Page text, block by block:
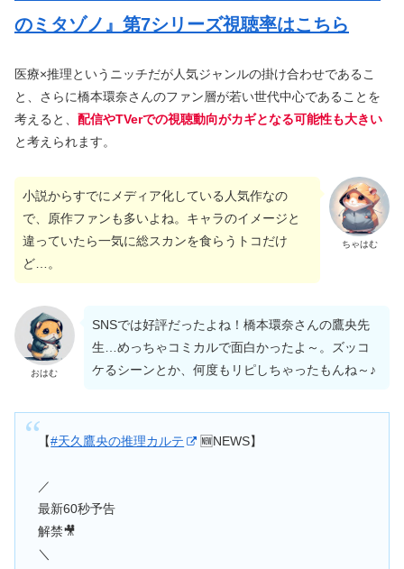
のミタゾノ』第7シリーズ視聴率はこちら
医療×推理というニッチだが人気ジャンルの掛け合わせであるこ
と、さらに橋本環奈さんのファン層が若い世代中心であることを
考えると、 配信やTVerでの視聴動向がカギとなる可能性も大きい
と考えられます。
ちゃはむ
小説からすでにメディア化している人気作なの
で、原作ファンも多いよね。キャラのイメージと
違っていたら一気に総スカンを食らうトコだけ
ど…。
おはむ
SNSでは好評だったよね！橋本環奈さんの鷹央先
生…めっちゃコミカルで面白かったよ～。ズッコ
ケるシーンとか、何度もリピしちゃったもんね～♪
【#天久鷹央の推理カルテ 🆕NEWS】
／
最新60秒予告
解禁🎥
＼